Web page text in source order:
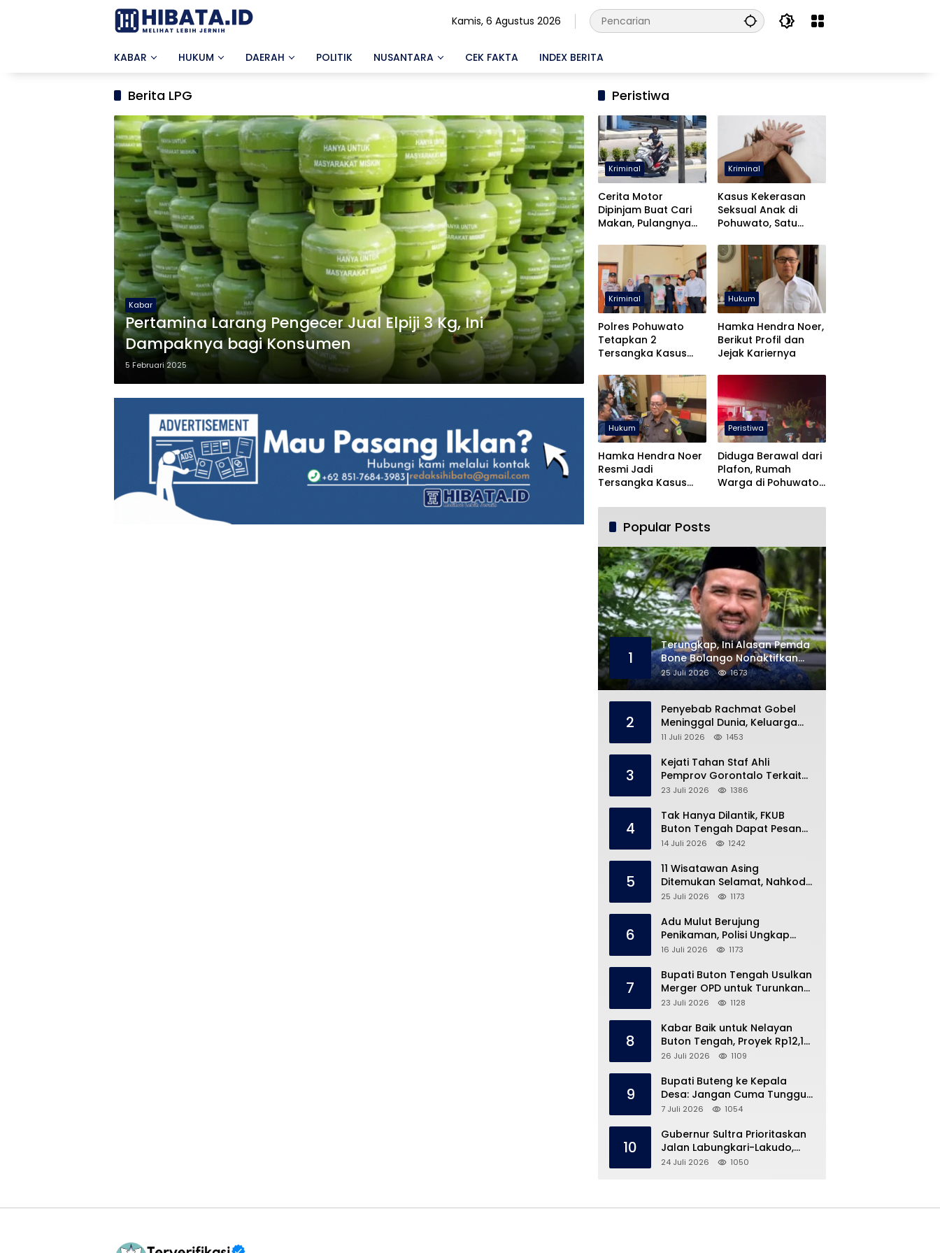
Kamis, 6 Agustus 2026
KABAR HUKUM DAERAH POLITIK NUSANTARA CEK FAKTA INDEX BERITA
Berita LPG
Kabar
Pertamina Larang Pengecer Jual Elpiji 3 Kg, Ini
Dampaknya bagi Konsumen
5 Februari 2025
Peristiwa
Kriminal
Cerita Motor
Dipinjam Buat Cari
Makan, Pulangnya
Pohuwato
Kriminal
Kasus Kekerasan
Seksual Anak di
Pohuwato, Satu
Kriminal
Polres Pohuwato
Tetapkan 2
Tersangka Kasus
dan Pencabulan
Hukum
Hamka Hendra Noer,
Berikut Profil dan
Jejak Kariernya
Hukum
Hamka Hendra Noer
Resmi Jadi
Tersangka Kasus
Gorontalo
Peristiwa
Diduga Berawal dari
Plafon, Rumah
Warga di Pohuwato
Popular Posts
1
Terungkap, Ini Alasan Pemda
Bone Bolango Nonaktifkan
Kades Toto Utara
25 Juli 2026 1673
2
Penyebab Rachmat Gobel
Meninggal Dunia, Keluarga
Ungkap Kondisi Terakhir
11 Juli 2026 1453
3
Kejati Tahan Staf Ahli
Pemprov Gorontalo Terkait
Dugaan Korupsi Rp5 Miliar
23 Juli 2026 1386
4
Tak Hanya Dilantik, FKUB
Buton Tengah Dapat Pesan
Khusus dari Bupati Azhari
14 Juli 2026 1242
5
11 Wisatawan Asing
Ditemukan Selamat, Nahkoda
Speedboat Masih Hilang
25 Juli 2026 1173
6
Adu Mulut Berujung
Penikaman, Polisi Ungkap
Kronologi di Pasar Marisa
16 Juli 2026 1173
7
Bupati Buton Tengah Usulkan
Merger OPD untuk Turunkan
Belanja Pegawai APBD
23 Juli 2026 1128
8
Kabar Baik untuk Nelayan
Buton Tengah, Proyek Rp12,1
Miliar Akhirnya Dimulai
26 Juli 2026 1109
9
Bupati Buteng ke Kepala
Desa: Jangan Cuma Tunggu
Dana Desa, ‘Jemput Bola’
7 Juli 2026 1054
10
Gubernur Sultra Prioritaskan
Jalan Labungkari-Lakudo,
Buteng Kebagian 1,7 Km
24 Juli 2026 1050